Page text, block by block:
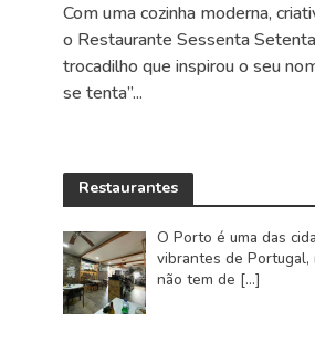
Com uma cozinha moderna,
o Restaurante Sessenta
trocadilho que inspirou o seu
se tenta”...
Restaurantes
O Porto é uma das
vibrantes de Portugal,
não tem de […]